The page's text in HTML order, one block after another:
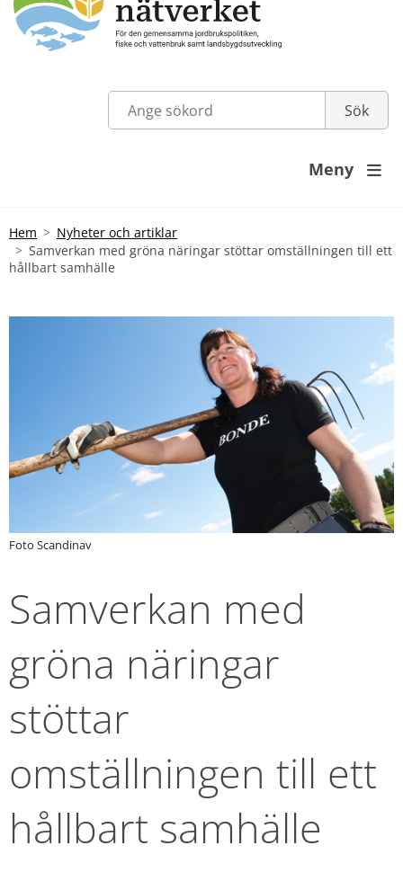
Meny 
Hem
Nyheter och artiklar
Samverkan med gröna näringar stöttar omställningen till ett
hållbart samhälle
Foto Scandinav
Samverkan med
gröna näringar
stöttar
omställningen till ett
hållbart samhälle